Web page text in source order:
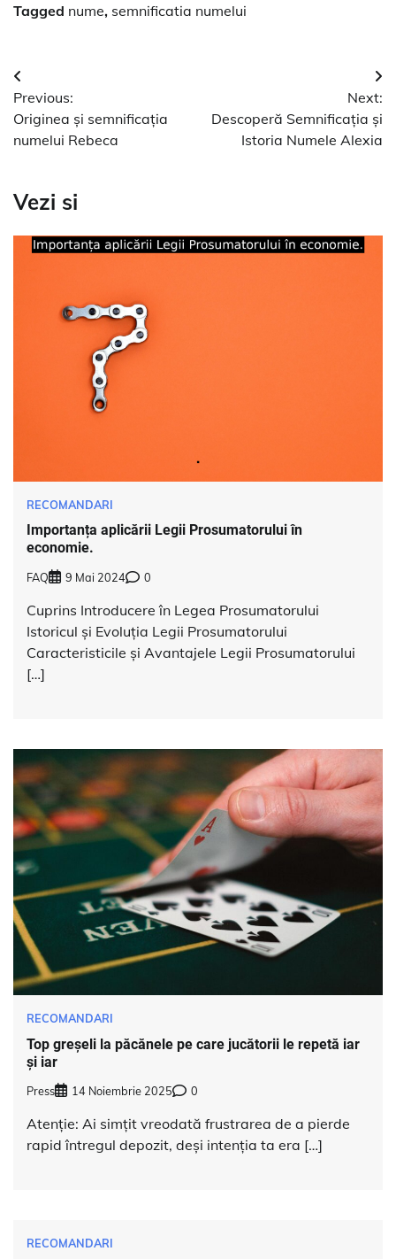
Tagged nume, semnificatia numelui
Navigare
în
articole
Previous:
Originea și semnificația
numelui Rebeca
Next:
Descoperă Semnificația și
Istoria Numele Alexia
Vezi si
RECOMANDARI
Importanța aplicării Legii Prosumatorului în
economie.
FAQ 9 Mai 2024 0
Cuprins Introducere în Legea Prosumatorului
Istoricul și Evoluția Legii Prosumatorului
Caracteristicile și Avantajele Legii Prosumatorului
[…]
RECOMANDARI
Top greșeli la păcănele pe care jucătorii le repetă iar
și iar
Press 14 Noiembrie 2025 0
Atenție: Ai simțit vreodată frustrarea de a pierde
rapid întregul depozit, deși intenția ta era […]
RECOMANDARI